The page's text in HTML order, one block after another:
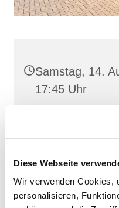
Diese Webseite
Wir verwenden Cookies,
personalisieren,
Samstag, 14.
17:45 Uhr
St. Josef,
3A, 18437